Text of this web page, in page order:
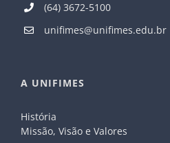
(64) 3672-5100
unifimes@unifimes.edu.br
A UNIFIMES
História
Missão, Visão e Valores